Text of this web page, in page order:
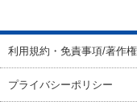
利用規約・免責事項/著作権
プライバシーポリシー